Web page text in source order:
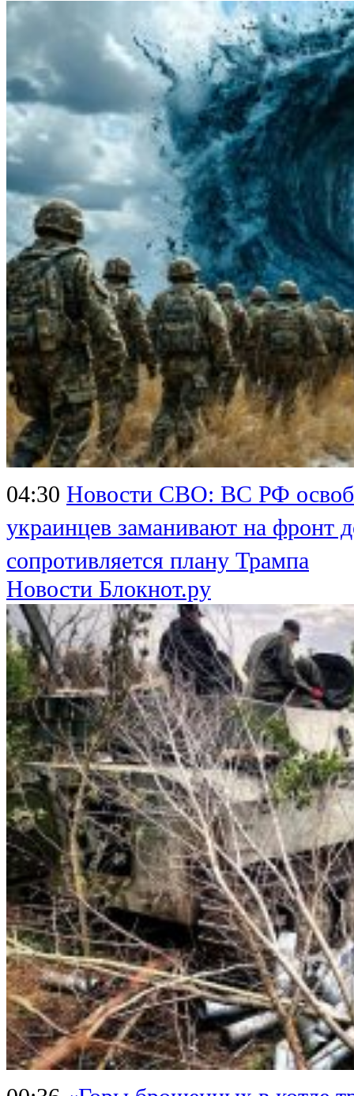
04:30 Новости СВО: ВС РФ
украинцев заманивают на фронт
сопротивляется плану Трампа
Новости Блокнот.ру